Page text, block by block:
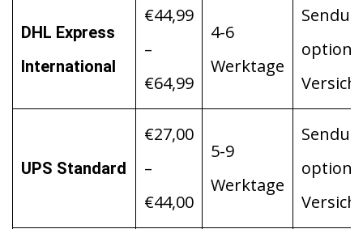
DHL Express
International
€44,99
–
€64,99
4-6
Werktage
UPS Standard
€27,00
–
€44,00
5-9
Werktage